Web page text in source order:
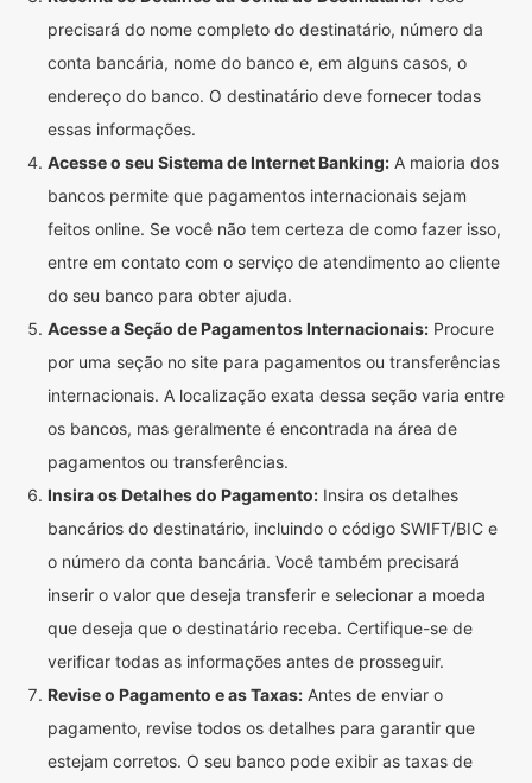
precisará do nome completo do destinatário, número da
conta bancária, nome do banco e, em alguns casos, o
endereço do banco. O destinatário deve fornecer todas
essas informações.
Acesse o seu Sistema de Internet Banking: A maioria dos
bancos permite que pagamentos internacionais sejam
feitos online. Se você não tem certeza de como fazer isso,
entre em contato com o serviço de atendimento ao cliente
do seu banco para obter ajuda.
Acesse a Seção de Pagamentos Internacionais: Procure
por uma seção no site para pagamentos ou transferências
internacionais. A localização exata dessa seção varia entre
os bancos, mas geralmente é encontrada na área de
pagamentos ou transferências.
Insira os Detalhes do Pagamento: Insira os detalhes
bancários do destinatário, incluindo o código SWIFT/BIC e
o número da conta bancária. Você também precisará
inserir o valor que deseja transferir e selecionar a moeda
que deseja que o destinatário receba. Certifique-se de
verificar todas as informações antes de prosseguir.
Revise o Pagamento e as Taxas: Antes de enviar o
pagamento, revise todos os detalhes para garantir que
estejam corretos. O seu banco pode exibir as taxas de